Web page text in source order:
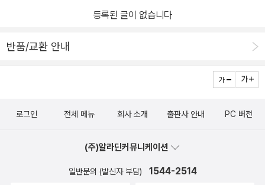
하셨다고 하는 글을 보니, 오랜기간 변방에서 나라를 지키며 함께 하
면 저자는 '끝맺는 말'을 통해 일기의 뒷얘기를 덧붙여 줍니다. 7년의
기에 일기를 계속해서 쓸 수 있었다는 사실을, 일기에 날시하고 자세
등...개인적으로는 끝맺는 말의 내용들이 새롭게 알게 되거나 생각지
를 따라서' 직접 현장을 다니며 전라도와 경상도 지역이 임진왜란에
하고 어느 바다에서 승리를 했다고 피상적으로만 알던 역사적 사실에
전개하고 있어 재미있다. 과거 난중일기 번역본만 가지고 읽었는데
바탕 지식도 없어 이해하는데 쉽지 않았다. 그리고, 난중일기는 장군
등 가족, 친척에 대한 애정이 일기에 담아 있다. 지금 내 나이가 42세
다. 이순신 장군의 상황과 동일시하기는 어렵지만, 늘 정정당당하고
92년 1월 (임진년) ~ 1598년 (무술년) 11월 17일 까지 기록된 일기
모를일이에요. 그 무게감을 견뎌내고 백성을 위해 나선 이순신 장군
날씨로 시작합니다. 전쟁중이라 날씨가 중요하기도 했을거에요. 옛
구어체에 생소한 글자는 옆에 뜻 설명이 되어 있어서읽는 흐름이 끊
치는 이순신이라니.. 아이가 흥미를 가지더군요. 옛날에는 주역이라
는 책을 공부를 해서 미래를 예측하기도 했다고 하니 아이는 미신이
등록된 글이 없습니다
반품/교환 안내
로그인 전체 메뉴 회사 소개 출판사 안내 PC 버전
(주)알라딘커뮤니케이션
일반문의 (발신자 부담) 1544-2514